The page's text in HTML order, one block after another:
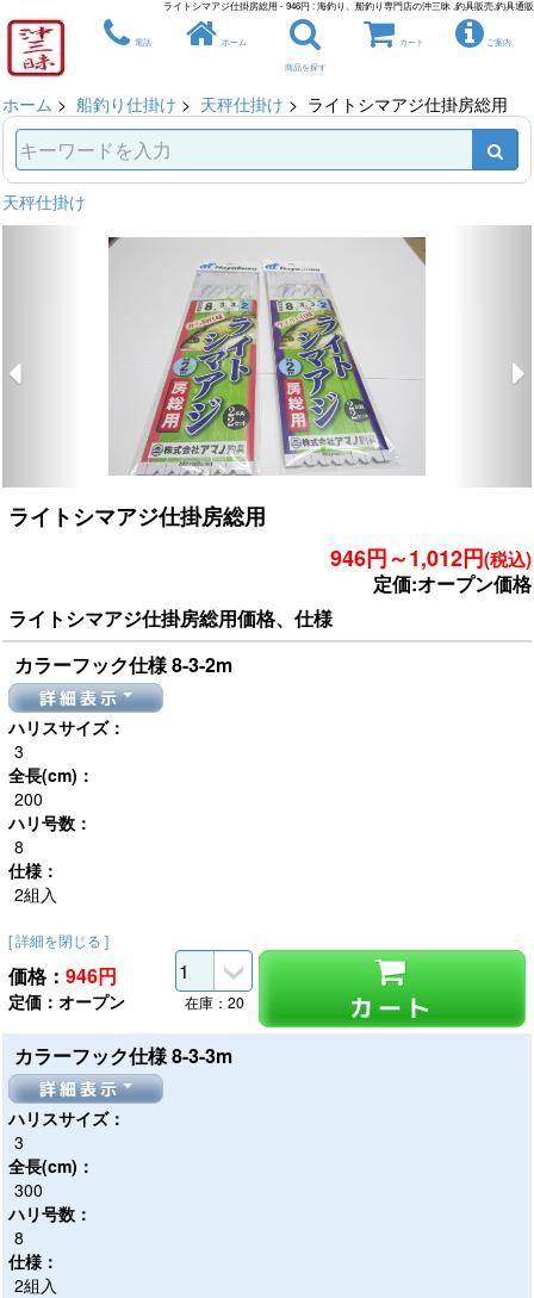
ライトシマアジ仕掛房総用 - 946円 : 海釣り、船釣り専門店の沖三昧 ,釣具販売,釣具通販
電話 ホーム
商品を探す
カート ご案内
ホーム > 船釣り仕掛け > 天秤仕掛け > ライトシマアジ仕掛房総用
天秤仕掛け
ライトシマアジ仕掛房総用
946円～1,012円(税込)
定価:オープン価格
ライトシマアジ仕掛房総用価格、仕様
カラーフック仕様 8-3-2m
詳細表示
ハリスサイズ：
3
全長(cm)：
200
ハリ号数：
8
仕様：
2組入
[ 詳細を閉じる ]
価格： 946円
定価：オープン カート
在庫：20
カラーフック仕様 8-3-3m
詳細表示
ハリスサイズ：
3
全長(cm)：
300
ハリ号数：
8
仕様：
2組入